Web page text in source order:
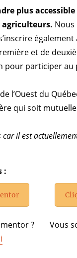
plus
agriculteurs. Nous
et de
pour participer
l’Ouest du
qui soit
il est
:
?
Vous